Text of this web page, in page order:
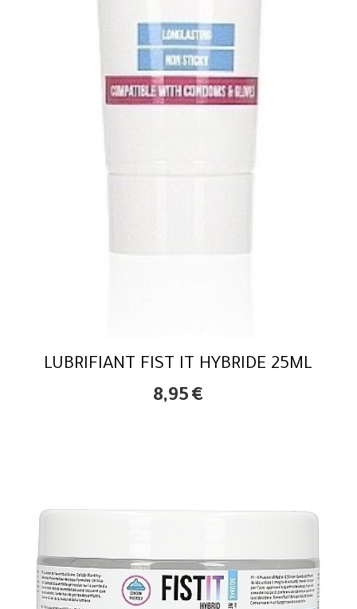
LUBRIFIANT FIST IT HYBRIDE 25ML
8,95 €